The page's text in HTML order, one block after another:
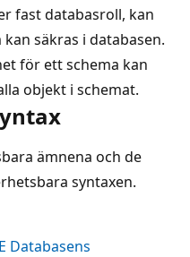
fast databasroll, kan
säkras i databasen.
för ett schema kan
objekt i schemat.
ämnena och de
syntaxen.
Databasens